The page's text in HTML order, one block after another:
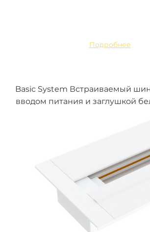
Подробнее
Basic System Встраиваемый
вводом питания и заглушкой